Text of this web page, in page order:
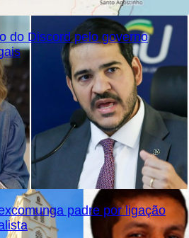
do Discord pelo governo
padre por ligação